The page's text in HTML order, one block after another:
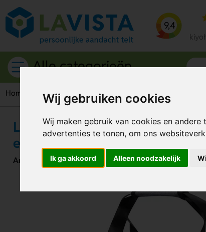
Wij gebruiken cookies
Wij maken gebruik van cookies en
advertenties te tonen, om ons
Ik ga akkoord Alleen noodzakelijk
9,4
Alle categorieën
Home Tassen Sporttassen Lutux Sporttas –
Lutux Sporttas – Stijlvolle en
elke training
Artikelnummer:257523